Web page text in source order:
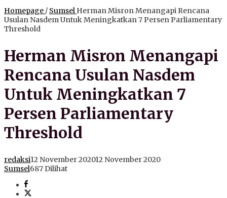
Homepage / Sumsel Herman Misron Menangapi Rencana
Usulan Nasdem Untuk Meningkatkan 7 Persen Parliamentary
Threshold
Herman Misron Menangapi
Rencana Usulan Nasdem
Untuk Meningkatkan 7
Persen Parliamentary
Threshold
redaksi12 November 202012 November 2020
Sumsel687 Dilihat